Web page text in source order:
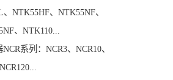
NTK55HF、NTK55NF、
、NTK110...
系列：NCR3、NCR10、